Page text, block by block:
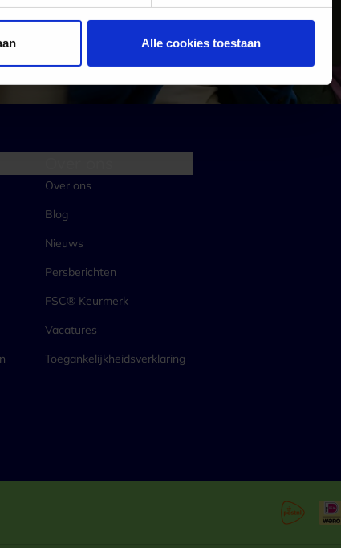
Alle cookies toestaan
Aanmelden
Over ons
Blog
Nieuws
Persberichten
FSC® Keurmerk
Vacatures
Toegankelijkheidsverklaring